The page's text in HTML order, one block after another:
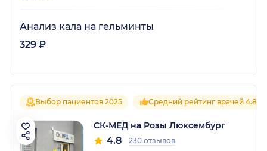
Анализ кала на гельминты
329 ₽
Выбор пациентов 2025 Средний рейтинг врачей 4.8
СК-МЕД на Розы Люксембург
4.8 230 отзывов